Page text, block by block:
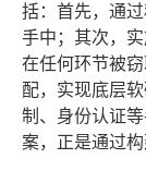
括：首先，通
手中；其次，
在任何环节被
配，实现底层
制、身份认证
案，正是通过构